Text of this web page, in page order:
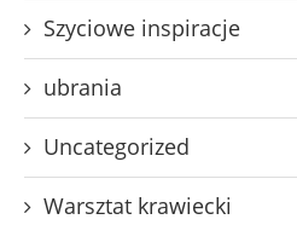
Szyciowe inspiracje
ubrania
Uncategorized
Warsztat krawiecki